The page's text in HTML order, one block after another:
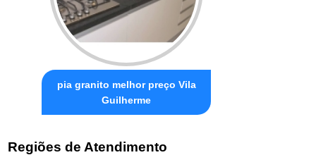
pia granito melhor preço Vila
Guilherme
Regiões de Atendimento